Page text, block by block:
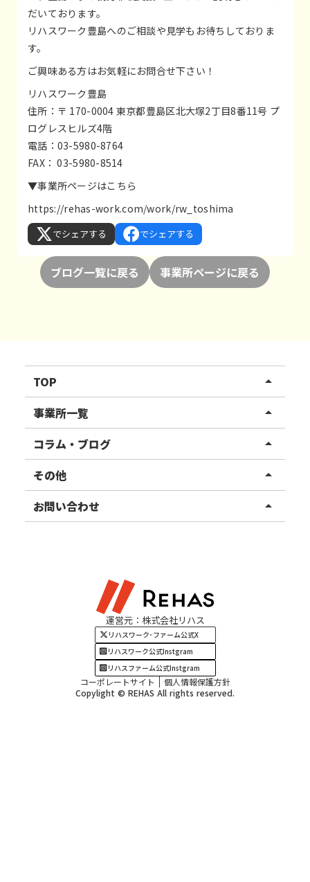
だいております。
リハスワーク豊島へのご相談や見学もお待ちしておりま
す。
ご興味ある方はお気軽にお問合せ下さい！
リハスワーク豊島
住所：〒 170-0004 東京都豊島区北大塚2丁目8番11号 プ
ログレスヒルズ4階
電話：03-5980-8764
FAX： 03-5980-8514
▼事業所ページはこちら
https://rehas-work.com/work/rw_toshima
でシェアする でシェアする
ブログ一覧に戻る 事業所ページに戻る
TOP arrow_drop_up
リハスワーク
リハスファーム
事業所一覧 arrow_drop_up
関東エリア
東北エリア
甲信越エリア
四国・九州エリア
コラム・ブログ arrow_drop_up
事業所ブログ
ご利用者様の声
その他 arrow_drop_up
お知らせ
お問い合わせ arrow_drop_up
運営元：株式会社リハス
リハスワーク･ファーム公式X
リハスワーク公式Instgram
リハスファーム公式Instgram
コーポレートサイト
個人情報保護方針
Copylight © REHAS All rights reserved.